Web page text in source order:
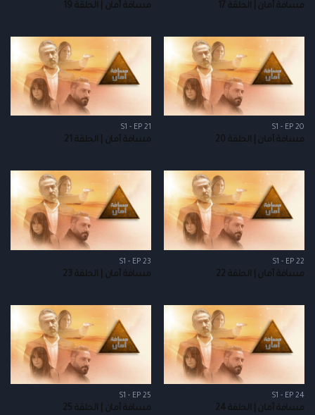
مسافة أمان | الحلقة 17 مسافة أمان | الحلقة 19
S1 - EP 20
مسافة أمان | الحلقة 20
S1 - EP 21
مسافة أمان | الحلقة 21
S1 - EP 22
مسافة أمان | الحلقة 22
S1 - EP 23
مسافة أمان | الحلقة 23
S1 - EP 24
مسافة أمان | الحلقة 24
S1 - EP 25
مسافة أمان | الحلقة 25